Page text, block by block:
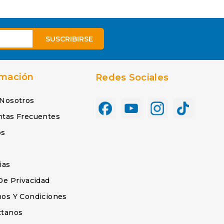
Frecuentes
Privacidad
Y Condiciones
Redes Sociales